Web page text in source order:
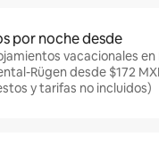
por noche desde
vacacionales en
Rügen desde $172
y tarifas no incluidos)